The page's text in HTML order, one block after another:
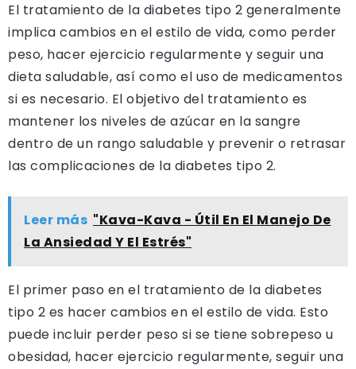
El tratamiento de la diabetes tipo 2 generalmente
implica cambios en el estilo de vida, como perder
peso, hacer ejercicio regularmente y seguir una
dieta saludable, así como el uso de medicamentos
si es necesario. El objetivo del tratamiento es
mantener los niveles de azúcar en la sangre
dentro de un rango saludable y prevenir o retrasar
las complicaciones de la diabetes tipo 2.
Leer más "Kava-Kava - Útil En El Manejo De
La Ansiedad Y El Estrés"
El primer paso en el tratamiento de la diabetes
tipo 2 es hacer cambios en el estilo de vida. Esto
puede incluir perder peso si se tiene sobrepeso u
obesidad, hacer ejercicio regularmente, seguir una